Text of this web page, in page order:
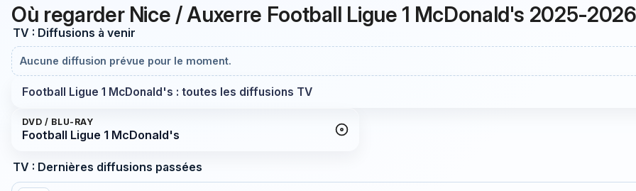
Où regarder Nice / Auxerre Football Ligue 1 McDonald's 2025-2026
TV : Diffusions à venir
Aucune diffusion prévue pour le moment.
Football Ligue 1 McDonald's : toutes les diffusions TV
DVD / BLU-RAY
Football Ligue 1 McDonald's
TV : Dernières diffusions passées